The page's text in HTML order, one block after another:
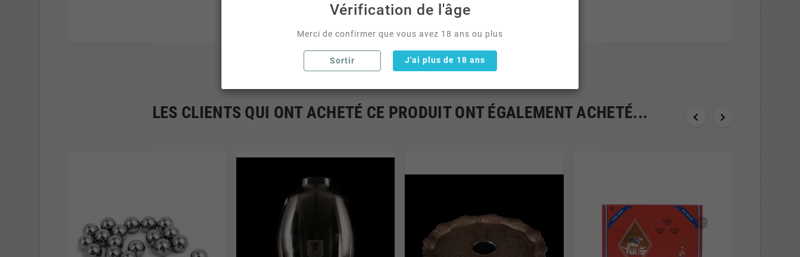
LES CLIENTS QUI ONT ACHETÉ CE PRODUIT ONT ÉGALEMENT ACHETÉ...  
Vérification de l'âge
Merci de confirmer que vous avez 18 ans ou plus
Sortir J'ai plus de 18 ans